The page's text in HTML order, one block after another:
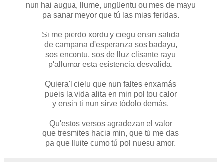
nun hai augua, llume, ungüentu ou mes de mayu
pa sanar meyor que tú las mias feridas.
Si me pierdo xordu y ciegu ensin salida
de campana d'esperanza sos badayu,
sos encontu, sos de lluz clisante rayu
p'allumar esta esistencia desvalida.
Quiera'l cielu que nun faltes enxamás
pueis la vida alita en min pol tou calor
y ensin ti nun sirve tódolo demás.
Qu'estos versos agradezan el valor
que tresmites hacia min, que tú me das
pa que lluite cumo tú pol nuesu amor.